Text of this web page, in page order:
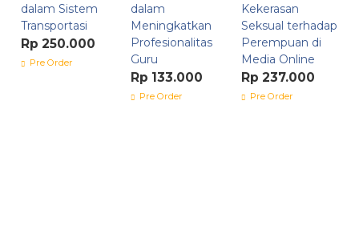
dalam Sistem
Transportasi
Rp 250.000
Pre Order
dalam
Meningkatkan
Profesionalitas
Guru
Rp 133.000
Pre Order
Kekerasan
Seksual terhadap
Perempuan di
Media Online
Rp 237.000
Pre Order